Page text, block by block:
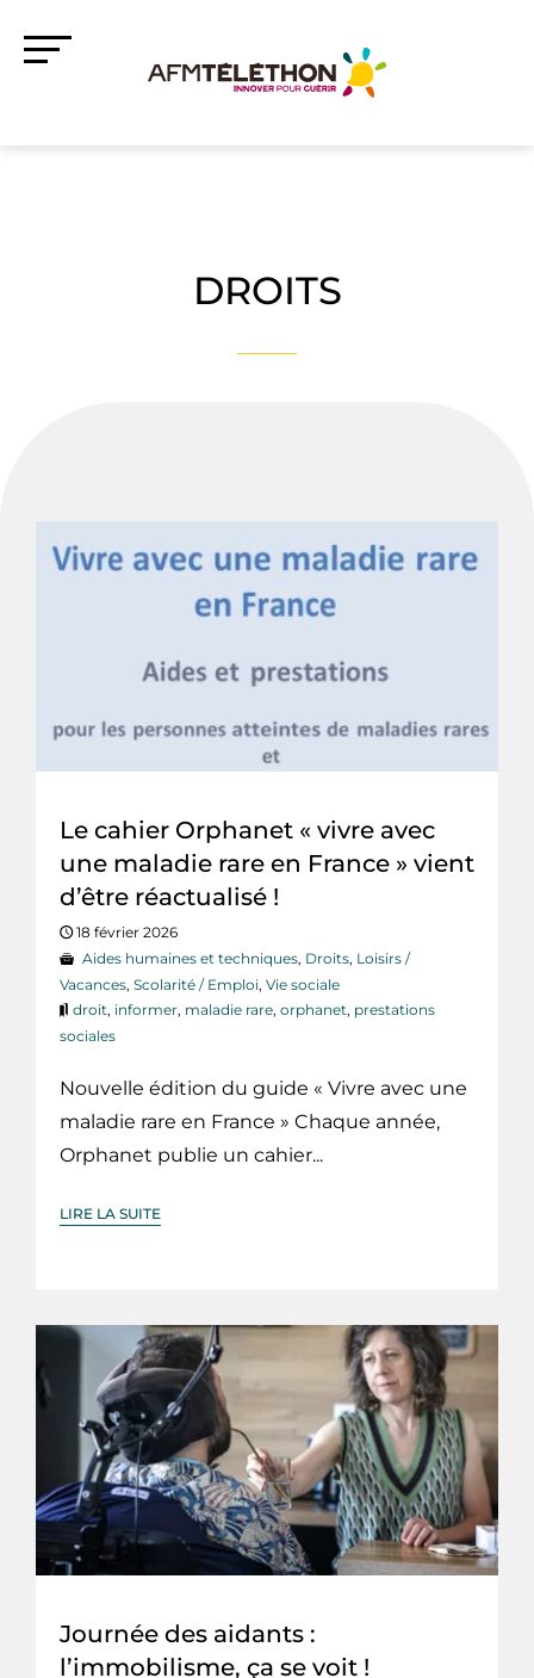
DROITS
Le cahier Orphanet « vivre avec
une maladie rare en France » vient
d’être réactualisé !
18 février 2026
Aides humaines et techniques, Droits, Loisirs /
Vacances, Scolarité / Emploi, Vie sociale
droit, informer, maladie rare, orphanet, prestations
sociales
Nouvelle édition du guide « Vivre avec une
maladie rare en France » Chaque année,
Orphanet publie un cahier...
LIRE LA SUITE
Journée des aidants :
l’immobilisme, ça se voit !